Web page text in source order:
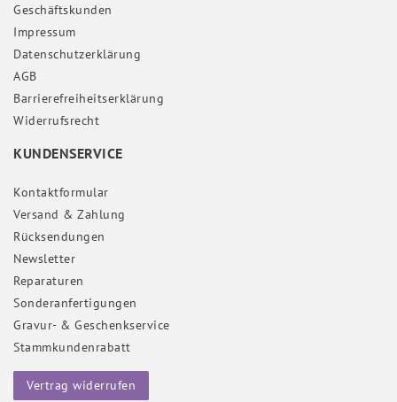
Geschäftskunden
Impressum
Daten­schutz­erklärung
AGB
Barrierefreiheitserklärung
Widerrufs­recht
KUNDENSERVICE
Kontaktformular
Versand & Zahlung
Rücksendungen
Newsletter
Reparaturen
Sonderanfertigungen
Gravur- & Geschenkservice
Stammkundenrabatt
Vertrag widerrufen